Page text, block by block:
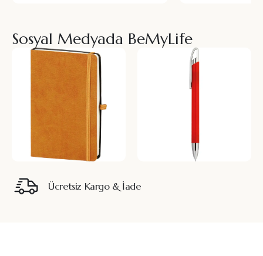
Sosyal Medyada BeMyLife
Ücretsiz Kargo & İade